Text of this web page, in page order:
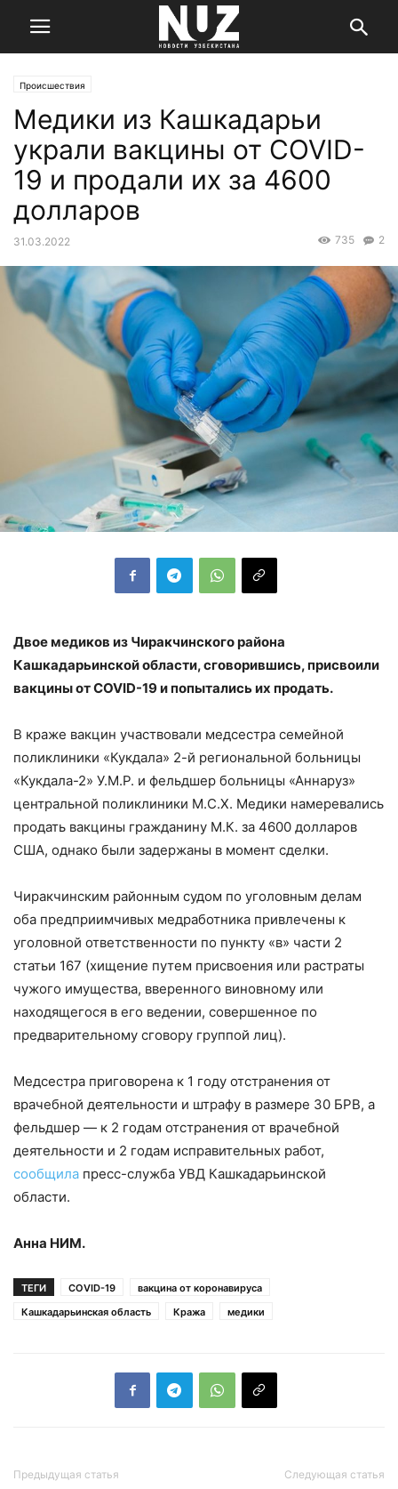
Происшествия
Медики из Кашкадарьи
украли вакцины от COVID-
19 и продали их за 4600
долларов
31.03.2022 2
735
Двое медиков из Чиракчинского района
Кашкадарьинской области, сговорившись, присвоили
вакцины отCOVID-19 и попытались их продать.
В краже вакцин участвовали медсестра семейной
поликлиники «Кукдала» 2-й региональной больницы
«Кукдала-2» У.М.Р. и фельдшер больницы «Аннаруз»
центральной поликлиники М.С.Х. Медики намеревались
продать вакцины гражданину М.К. за 4600 долларов
США, однако были задержаны в момент сделки.
Чиракчинским районным судом по уголовным делам
оба предприимчивых медработника привлечены к
уголовной ответственности по пункту «в» части 2
статьи 167 (хищение путем присвоения или растраты
чужого имущества, вверенного виновному или
находящегося в его ведении, совершенное по
предварительному сговору группой лиц).
Медсестра приговорена к 1 году отстранения от
врачебной деятельности и штрафу в размере 30 БРВ, а
фельдшер — к 2 годам отстранения от врачебной
деятельности и 2 годам исправительных работ,
сообщила пресс-служба УВД Кашкадарьинской
области.
Анна НИМ.
ТЕГИ COVID-19
вакцина от коронавируса
Кашкадарьинская область
Кража медики
Предыдущая статья Следующая статья